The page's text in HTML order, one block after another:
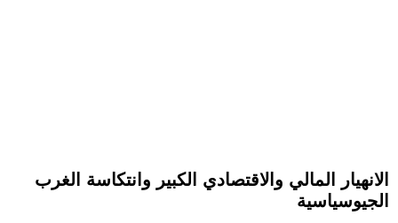
الانهيار المالي والاقتصادي الكبير وانتكاسة الغرب
الجيوسياسية